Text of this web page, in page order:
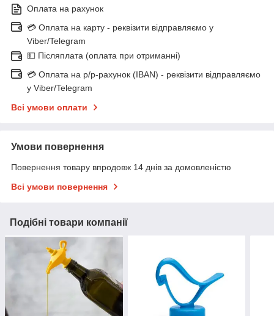
Оплата на рахунок
💳 Оплата на карту - реквізити відправляємо у
Viber/Telegram
💵 Післяплата (оплата при отриманні)
💳 Оплата на р/р-рахунок (IBAN) - реквізити відправляємо
у Viber/Telegram
Всі умови оплати
Умови повернення
Повернення товару впродовж 14 днів за домовленістю
Всі умови повернення
Подібні товари компанії